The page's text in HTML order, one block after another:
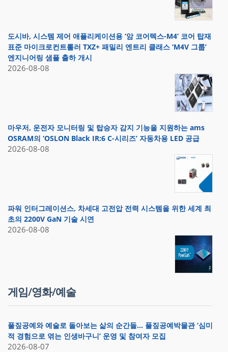
도시바, 시스템 제어 애플리케이션용 ‘암 코어텍스-M4’ 코어 탑재
표준 마이크로컨트롤러 TXZ+ 패밀리 엔트리 클래스 ‘M4V 그룹’
엔지니어링 샘플 출하 개시
2026-08-08
마우저, 운전자 모니터링 및 탑승자 감지 기능을 지원하는 ams
OSRAM의 ‘OSLON Black IR:6 C-시리즈’ 자동차용 LED 공급
2026-08-08
파워 인터그레이션스, 차세대 고전압 전력 시스템을 위한 세계 최
초의 2200V GaN 기술 시연
2026-08-08
게임/영화/예술
풀짚공예와 예술로 돌아보는 삶의 순간들… 풀짚공예박물관 ‘심미
적 경험으로 엮는 인생바구니’ 운영 및 참여자 모집
2026-08-07